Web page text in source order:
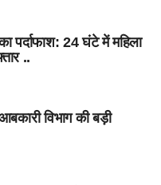
पर्दाफाश: 24 घंटे में महिला
..
विभाग की बड़ी